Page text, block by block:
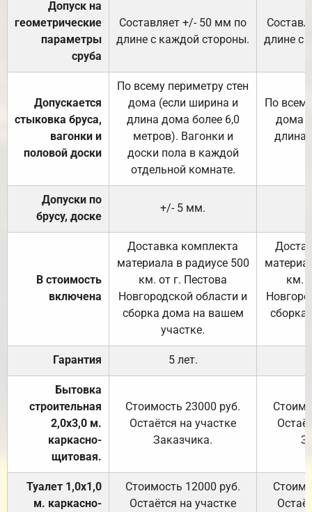
Допуск на
геометрические
параметры
сруба
Составляет +/- 50 мм по
длине с каждой стороны.
длине с
Допускается
стыковка бруса,
вагонки и
половой доски
По всему периметру стен
дома (если ширина и
длина дома более 6,0
метров). Вагонки и
доски пола в каждой
отдельной комнате.
По
дома
длина
Допуски по
брусу, доске
+/- 5 мм.
В стоимость
включена
Доставка комплекта
материала в радиусе 500
км. от г. Пестова
Новгородской области и
сборка дома на вашем
участке.
км.
Гарантия 5 лет.
Бытовка
строительная
2,0х3,0 м.
каркасно-
щитовая.
Стоимость 23000 руб.
Остаётся на участке
Заказчика.
Туалет 1,0х1,0
м. каркасно-
Стоимость 12000 руб.
Остаётся на участке